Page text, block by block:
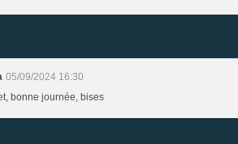
05/09/2024 16:30
bonne journée, bises